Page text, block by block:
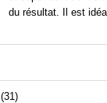
du résultat. Il est
(31)